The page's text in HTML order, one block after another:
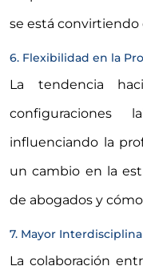
se está
6. Flexibilidad en la
La tendencia
configuraciones
influenciando la
un cambio en la
de abogados y
7. Mayor
La colaboración